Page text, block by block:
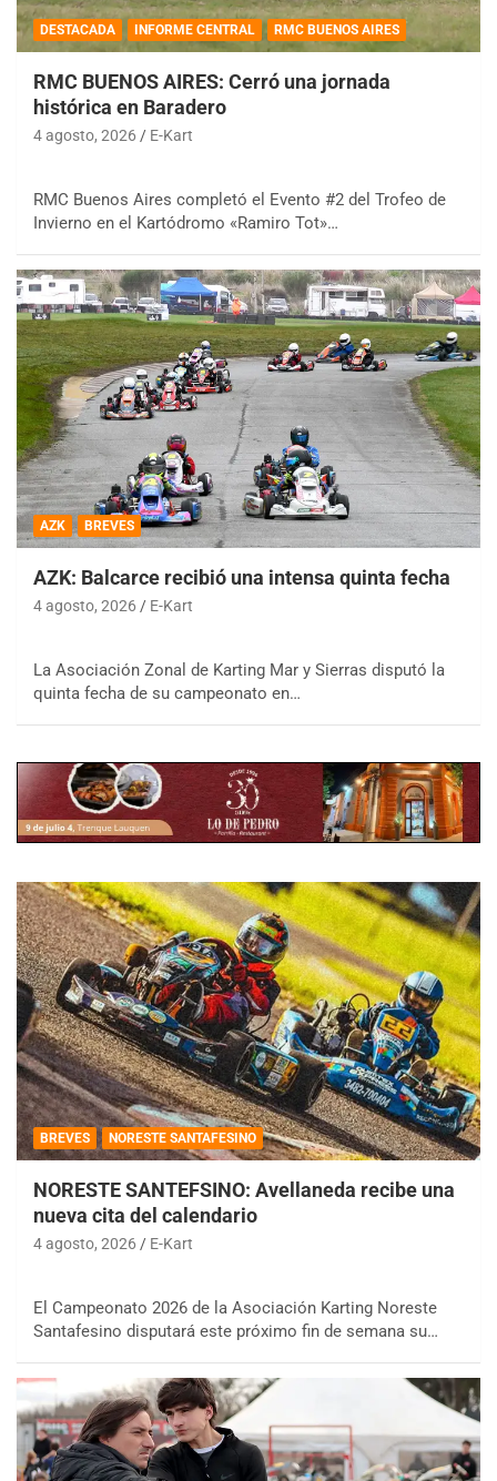
DESTACADA INFORME CENTRAL RMC BUENOS AIRES
RMC BUENOS AIRES: Cerró una jornada
histórica en Baradero
4 agosto, 2026 E-Kart
RMC Buenos Aires completó el Evento #2 del Trofeo de
Invierno en el Kartódromo «Ramiro Tot»…
AZK BREVES
AZK: Balcarce recibió una intensa quinta fecha
4 agosto, 2026 E-Kart
La Asociación Zonal de Karting Mar y Sierras disputó la
quinta fecha de su campeonato en…
BREVES NORESTE SANTAFESINO
NORESTE SANTEFSINO: Avellaneda recibe una
nueva cita del calendario
4 agosto, 2026 E-Kart
El Campeonato 2026 de la Asociación Karting Noreste
Santafesino disputará este próximo fin de semana su…